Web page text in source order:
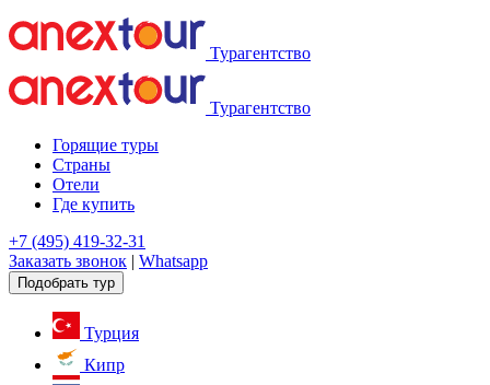
Турагентство
Турагентство
Горящие туры
Страны
Отели
Где купить
+7 (495) 419-32-31
Заказать звонок | Whatsapp
Подобрать тур
Турция
Кипр